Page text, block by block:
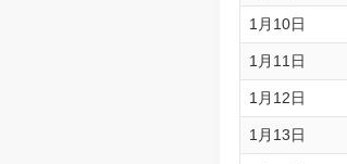
1月10日
1月11日
1月12日
1月13日